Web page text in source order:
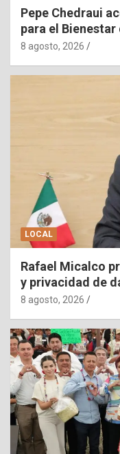
Pepe Chedraui
para el Bienestar
8 agosto, 2026
LOCAL
Rafael Micalco
y privacidad de
8 agosto, 2026